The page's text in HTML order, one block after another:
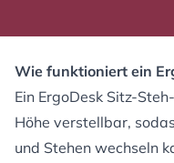
Wie funktioniert ein
Ein ErgoDesk Sitz-
Höhe verstellbar,
und Stehen wechseln